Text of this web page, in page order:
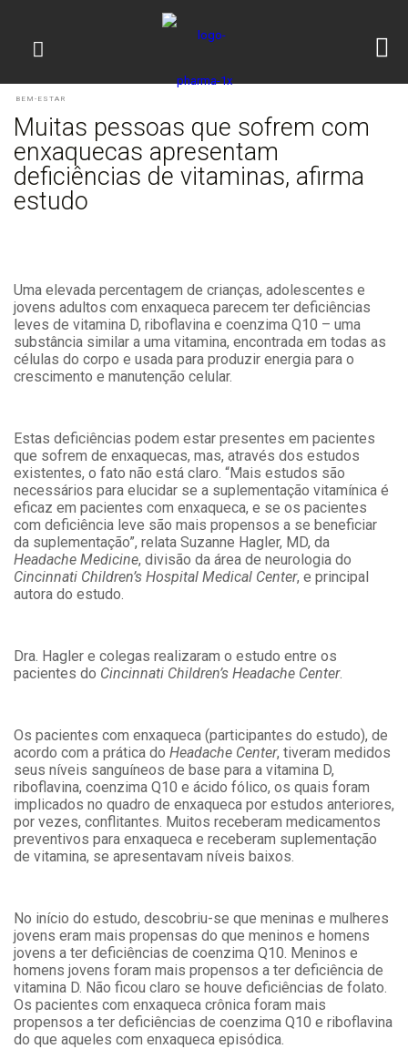
BEM-ESTAR
Muitas pessoas que sofrem com
enxaquecas apresentam
deficiências de vitaminas, afirma
estudo
Uma elevada percentagem de crianças, adolescentes e
jovens adultos com enxaqueca parecem ter deficiências
leves de vitamina D, riboflavina e coenzima Q10 – uma
substância similar a uma vitamina, encontrada em todas as
células do corpo e usada para produzir energia para o
crescimento e manutenção celular.
Estas deficiências podem estar presentes em pacientes
que sofrem de enxaquecas, mas, através dos estudos
existentes, o fato não está claro. “Mais estudos são
necessários para elucidar se a suplementação vitamínica é
eficaz em pacientes com enxaqueca, e se os pacientes
com deficiência leve são mais propensos a se beneficiar
da suplementação”, relata Suzanne Hagler, MD, da
Headache Medicine, divisão da área de neurologia do
Cincinnati Children’s Hospital Medical Center, e principal
autora do estudo.
Dra. Hagler e colegas realizaram o estudo entre os
pacientes do Cincinnati Children’s Headache Center.
Os pacientes com enxaqueca (participantes do estudo), de
acordo com a prática do Headache Center, tiveram medidos
seus níveis sanguíneos de base para a vitamina D,
riboflavina, coenzima Q10 e ácido fólico, os quais foram
implicados no quadro de enxaqueca por estudos anteriores,
por vezes, conflitantes. Muitos receberam medicamentos
preventivos para enxaqueca e receberam suplementação
de vitamina, se apresentavam níveis baixos.
No início do estudo, descobriu-se que meninas e mulheres
jovens eram mais propensas do que meninos e homens
jovens a ter deficiências de coenzima Q10. Meninos e
homens jovens foram mais propensos a ter deficiência de
vitamina D. Não ficou claro se houve deficiências de folato.
Os pacientes com enxaqueca crônica foram mais
propensos a ter deficiências de coenzima Q10 e riboflavina
do que aqueles com enxaqueca episódica.